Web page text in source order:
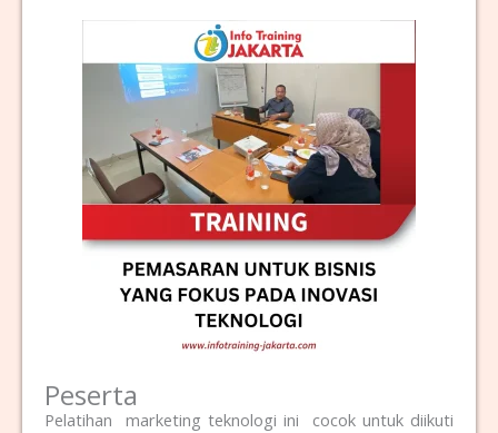
Peserta
Pelatihan marketing teknologi ini cocok untuk diikuti